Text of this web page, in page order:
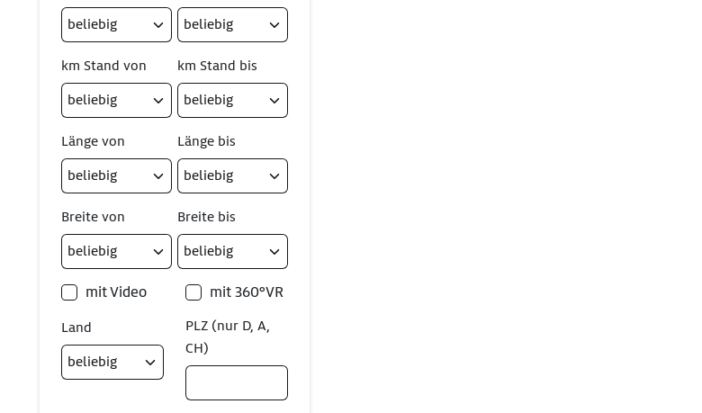
km Stand von km Stand bis
Länge von Länge bis
Breite von Breite bis
mit Video mit 360°VR
Land
PLZ (nur D, A,
CH)